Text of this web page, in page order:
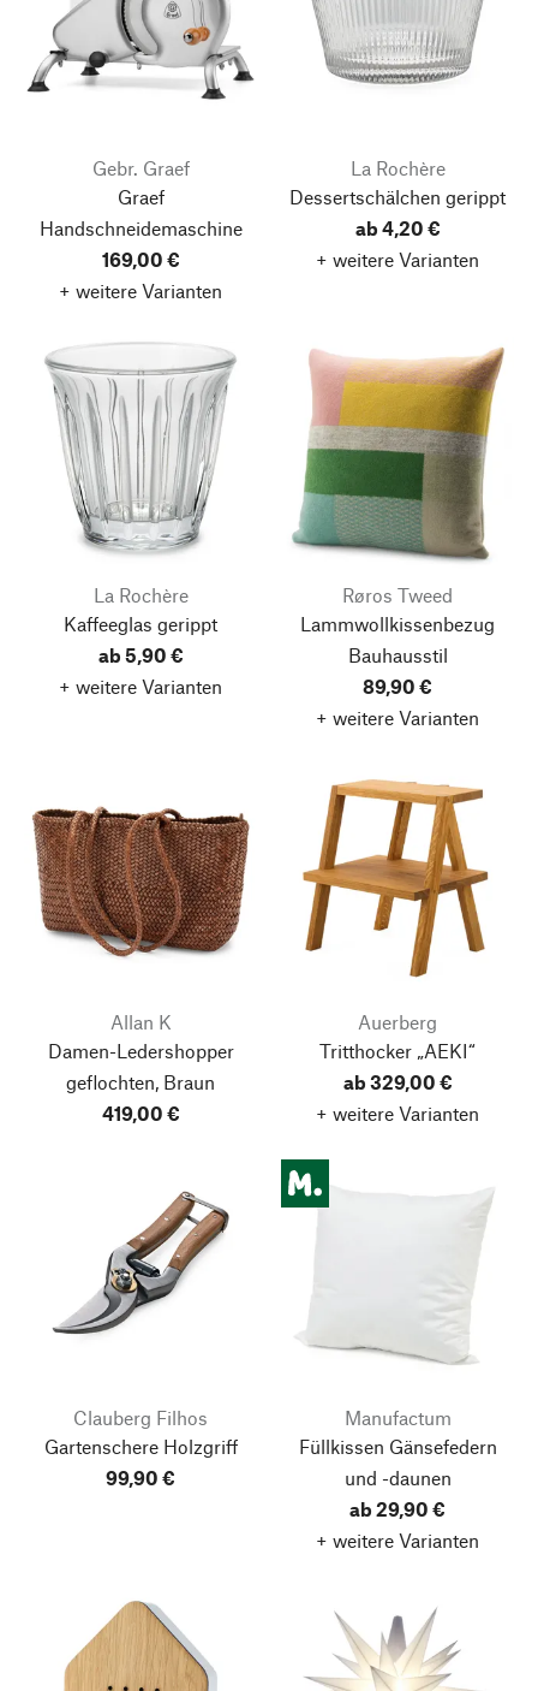
Gebr. Graef
Graef
Handschneidemaschine
169,00 €
+ weitere Varianten
La Rochère
Dessertschälchen gerippt
ab 4,20 €
+ weitere Varianten
La Rochère
Kaffeeglas gerippt
ab 5,90 €
+ weitere Varianten
Røros Tweed
Lammwollkissenbezug
Bauhausstil
89,90 €
+ weitere Varianten
Allan K
Damen-Ledershopper
geflochten, Braun
419,00 €
Auerberg
Tritthocker „AEKI“
ab 329,00 €
+ weitere Varianten
Clauberg Filhos
Gartenschere Holzgriff
99,90 €
Manufactum
Füllkissen Gänsefedern
und -daunen
ab 29,90 €
+ weitere Varianten